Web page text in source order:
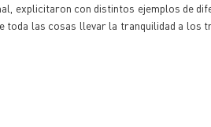
explicitaron con distintos ejemplos de
toda las cosas llevar la tranquilidad a los